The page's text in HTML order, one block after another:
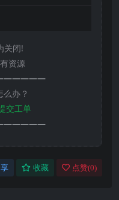
关闭!
资源
办？
交工单
收藏 点赞(0)